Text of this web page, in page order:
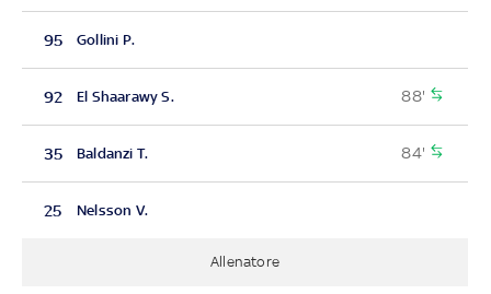
95 Gollini P.
92 El Shaarawy S. 88'
35 Baldanzi T. 84'
25 Nelsson V.
Allenatore